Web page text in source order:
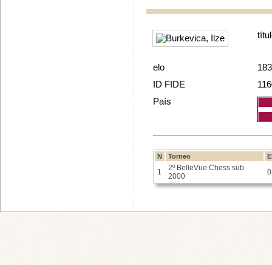
elo
ID FIDE
País
N Torneo
1
2º BelleVue Chess sub
2000
0